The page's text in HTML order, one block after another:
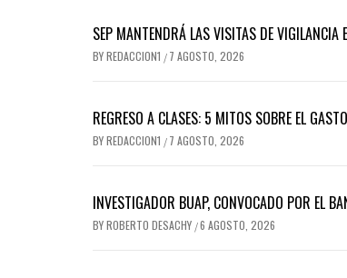
SEP MANTENDRÁ LAS VISITAS DE
BYREDACCION1 / 7 AGOSTO, 2026
REGRESO A CLASES: 5 MITOS SOBRE EL
BYREDACCION1 / 7 AGOSTO, 2026
INVESTIGADOR BUAP, CONVOCADO POR EL
BYROBERTO DESACHY /6 AGOSTO, 2026